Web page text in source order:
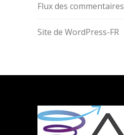
Flux des commentaires
Site de WordPress-FR